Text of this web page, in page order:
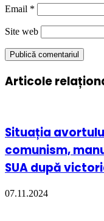
Email *
Site web
Articole
Situația
comunism,
SUA după
07.11.2024